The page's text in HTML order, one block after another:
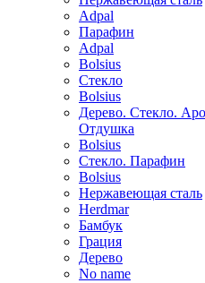
Adpal
Парафин
Adpal
Bolsius
Стекло
Bolsius
Дерево. Стекло.
Отдушка
Bolsius
Стекло. Парафин
Bolsius
Нержавеющая сталь
Herdmar
Бамбук
Грация
Дерево
No name